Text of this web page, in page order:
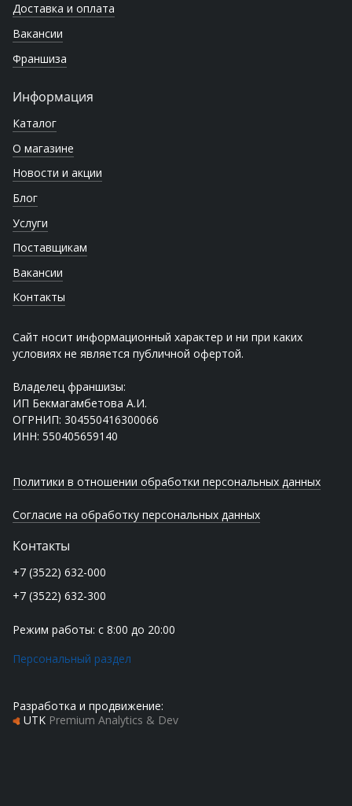
Доставка и оплата
Вакансии
Франшиза
Информация
Каталог
О магазине
Новости и акции
Блог
Услуги
Поставщикам
Вакансии
Контакты
Сайт носит информационный характер и ни при каких
условиях не является публичной офертой.
Владелец франшизы:
ИП Бекмагамбетова А.И.
ОГРНИП: 304550416300066
ИНН: 550405659140
Политики в отношении обработки персональных данных
Согласие на обработку персональных данных
Контакты
+7 (3522) 632-000
+7 (3522) 632-300
Режим работы: с 8:00 до 20:00
Персональный раздел
Разработка и продвижение:
UTK Premium Analytics & Dev